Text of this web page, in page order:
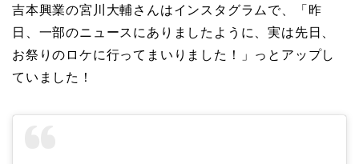
吉本興業の宮川大輔さんはインスタグラムで、「昨
日、一部のニュースにありましたように、実は先日、
お祭りのロケに行ってまいりました！」っとアップし
ていました！